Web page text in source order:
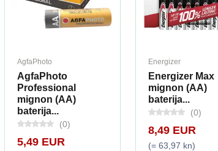
AgfaPhoto
AgfaPhoto
Professional
mignon (AA)
baterija...
(0)
5,49 EUR
Energizer
Energizer Max
mignon (AA)
baterija...
(0)
8,49 EUR
(= 63,97 kn)